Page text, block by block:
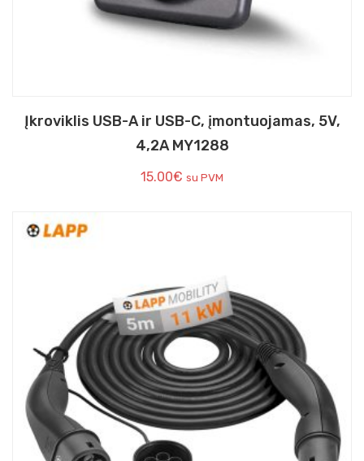
Įkroviklis USB-A ir USB-C, įmontuojamas, 5V,
4,2A MY1288
15.00€ su PVM